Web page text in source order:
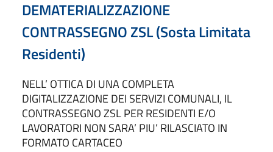
DEMATERIALIZZAZIONE
CONTRASSEGNO ZSL (Sosta Limitata
Residenti)
NELL’ OTTICA DI UNA COMPLETA
DIGITALIZZAZIONE DEI SERVIZI COMUNALI, IL
CONTRASSEGNO ZSL PER RESIDENTI E/O
LAVORATORI NON SARA’ PIU’ RILASCIATO IN
FORMATO CARTACEO